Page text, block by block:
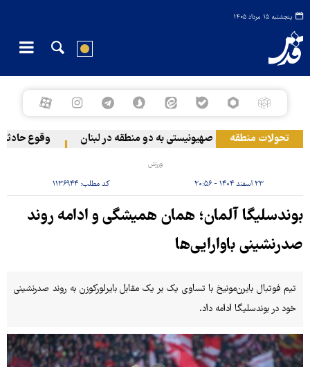
پنجشنبه ۱۵ مرداد ۱۴۰۵
تحولات منطقه
حمله رژیم صهیونیستی به دو منطقه در لبنان وقوع حادثه
ورزش
۲۳ اسفند ۱۴۰۴ - ۲۰:۵۶ کد مطلب:۱۱۳۶۹۴۴
بوندسلیگا آلمان؛ همان همیشگی و ادامه روند
صدرنشینی باوارایی‌ها
تیم فوتبال بایرن‌مونیخ با تساوی یک بر یک مقابل بایرلورکوزن به روند صدرنشینی
خود در بوندسلیگا ادامه داد.